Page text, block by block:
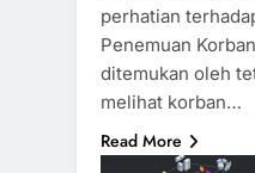
perhatian
Penemuan
ditemukan oleh
melihat korban…
Read More